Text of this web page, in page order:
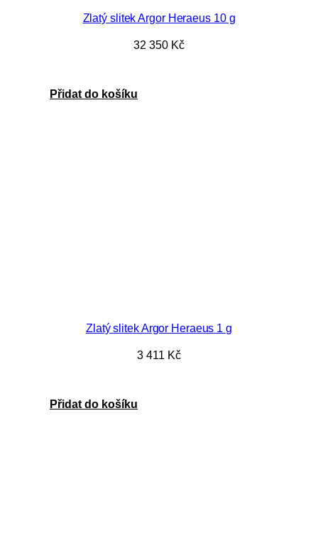
Zlatý slitek Argor Heraeus 10 g
32 350 Kč
Přidat do košíku
Zlatý slitek Argor Heraeus 1 g
3 411 Kč
Přidat do košíku